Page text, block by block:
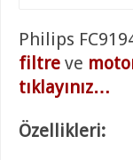
Philips
filtre ve
tıklayınız…
Özellikleri: